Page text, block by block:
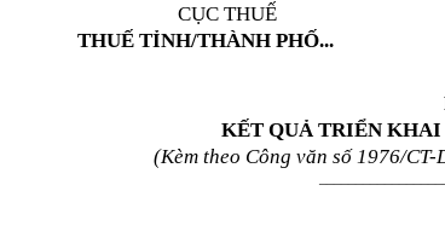
CỤC THUẾ
THUẾ TỈNH/THÀNH PHỐ...
KẾT QUẢ TRIỂN
(Kèm theo Công văn số 1976/